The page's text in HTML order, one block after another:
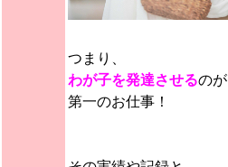
つまり、
わが子を発達させるのが
第一のお仕事！